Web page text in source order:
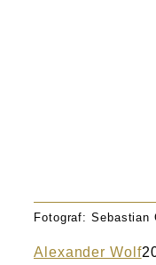
Fotograf: Sebastian
Alexander Wolf